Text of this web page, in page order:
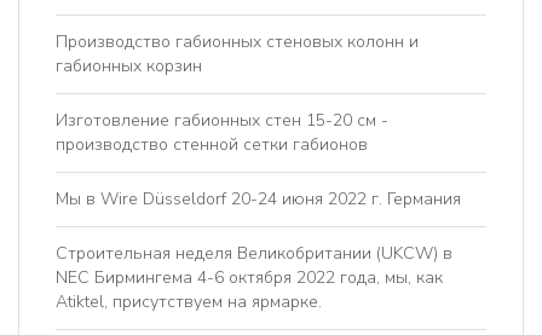
Производство габионных стеновых колонн и
габионных корзин
Изготовление габионных стен 15-20 см -
производство стенной сетки габионов
Мы в Wire Düsseldorf 20-24 июня 2022 г. Германия
Строительная неделя Великобритании (UKCW) в
NEC Бирмингема 4-6 октября 2022 года, мы, как
Atiktel, присутствуем на ярмарке.